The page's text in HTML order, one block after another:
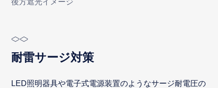
耐雷サージ対策
LED照明器具や電子式電源装置のようなサージ耐電圧の